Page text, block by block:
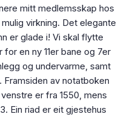
mitt medlemsskap hos
virkning. Det elegante
er glade i! Vi skal flytte
en ny 11er bane og 7er
og undervarme, samt
av notatboken
er fra 1550, mens
Ein riad er eit gjestehus